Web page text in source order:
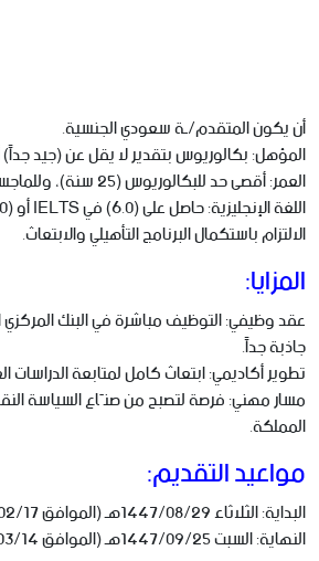
أن يكون المتقدم/ـة سعودي الجنسية.
المؤهل: بكالوريوس بتقدير لا يقل عن (جيد
العمر: أقصى حد للبكالوريوس (25 سنة)، وللماجستير (29 سنة).
اللغة الإنجليزية: حاصل على (6.0) في IELTS أو (60) في TOEFL iBT.
الالتزام باستكمال البرنامج التأهيلي والابتعاث.
المزايا:
عقد وظيفي: التوظيف مباشرة في البنك المركزي
جاذبة جداً.
تطوير أكاديمي: ابتعاث كامل لمتابعة الدراسات
مسار مهني: فرصة لتصبح من صنّاع السياسة
المملكة.
مواعيد التقديم:
البداية: الثلاثاء 1447/08/29هـ (الموافق 2026/02/17م).
النهاية: السبت 1447/09/25هـ (الموافق 2026/03/14م).